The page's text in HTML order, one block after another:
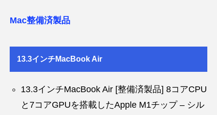
Mac整備済製品
13.3インチMacBook Air
13.3インチMacBook Air [整備済製品] 8コアCPU
と7コアGPUを搭載したApple M1チップ – シル